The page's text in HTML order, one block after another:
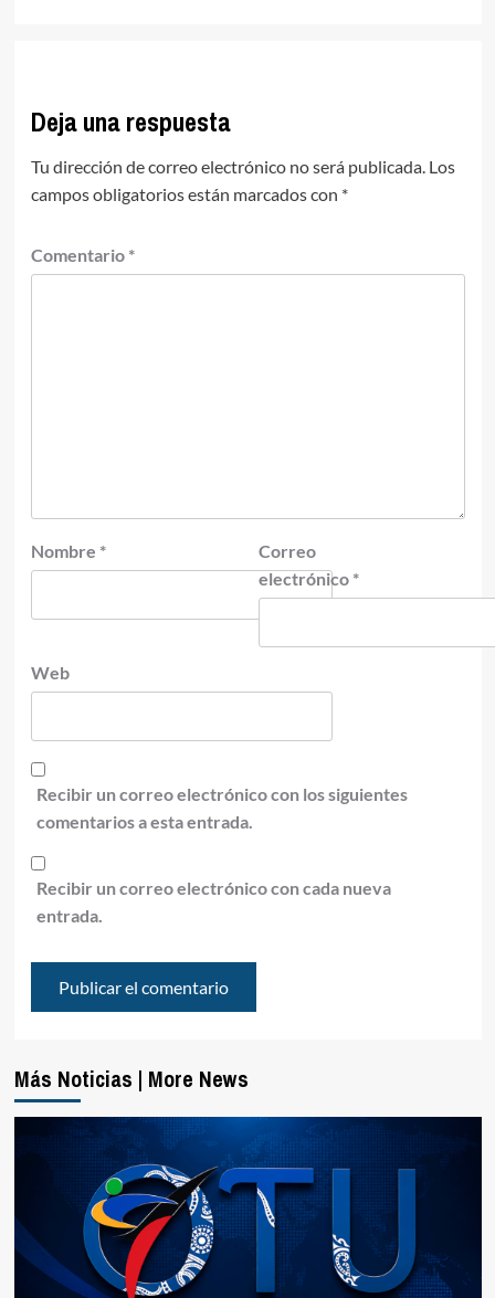
Deja una respuesta
Tu dirección de correo electrónico no será publicada. Los
campos obligatorios están marcados con *
Comentario *
Nombre *
Correo
electrónico *
Web
Recibir un correo electrónico con los siguientes
comentarios a esta entrada.
Recibir un correo electrónico con cada nueva
entrada.
Más Noticias | More News